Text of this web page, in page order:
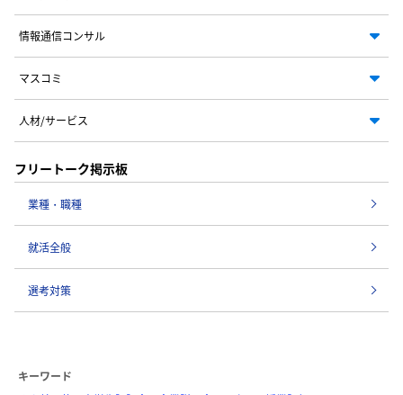
情報通信コンサル
マスコミ
人材/サービス
フリートーク掲示板
業種・職種
就活全般
選考対策
キーワード